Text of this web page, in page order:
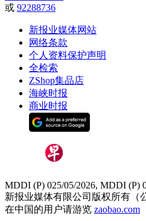
或 92288736
新报业媒体网站
网络条款
个人资料保护声明
全检索
ZShop集品店
海峡时报
商业时报
MDDI (P) 025/05/2026, MDDI (P)
新报业媒体有限公司版权所有（
在中国的用户请游览 zaobao.com